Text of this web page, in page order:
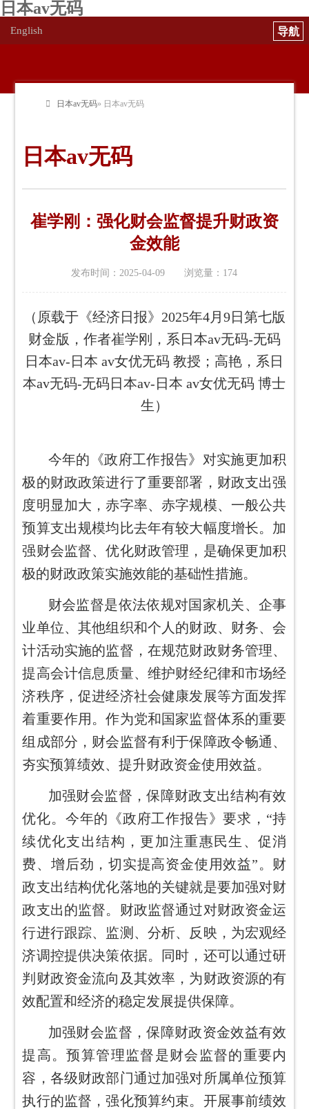
日本av无码
English
日本av无码» 日本av无码
日本av无码
崔学刚：强化财会监督提升财政资
金效能
发布时间：2025-04-09 浏览量： 174
（原载于《经济日报》2025年4月9日第七版
财金版， 作者崔学刚 ， 系日本av无码-无码
日本av-日本 av女优无码 教授 ；高艳，系日
本av无码-无码日本av-日本 av女优无码 博士
生 ）
今年的《政府工作报告》对实施更加积
极的财政政策进行了重要部署，财政支出强
度明显加大，赤字率、赤字规模、一般公共
预算支出规模均比去年有较大幅度增长。加
强财会监督、优化财政管理，是确保更加积
极的财政政策实施效能的基础性措施。
财会监督是依法依规对国家机关、企事
业单位、其他组织和个人的财政、财务、会
计活动实施的监督，在规范财政财务管理、
提高会计信息质量、维护财经纪律和市场经
济秩序，促进经济社会健康发展等方面发挥
着重要作用。作为党和国家监督体系的重要
组成部分，财会监督有利于保障政令畅通、
夯实预算绩效、提升财政资金使用效益。
加强财会监督，保障财政支出结构有效
优化。今年的《政府工作报告》要求，“持
续优化支出结构，更加注重惠民生、促消
费、增后劲，切实提高资金使用效益”。财
政支出结构优化落地的关键就是要加强对财
政支出的监督。财政监督通过对财政资金运
行进行跟踪、监测、分析、反映，为宏观经
济调控提供决策依据。同时，还可以通过研
判财政资金流向及其效率，为财政资源的有
效配置和经济的稳定发展提供保障。
加强财会监督，保障财政资金效益有效
提高。预算管理监督是财会监督的重要内
容，各级财政部门通过加强对所属单位预算
执行的监督，强化预算约束。开展事前绩效